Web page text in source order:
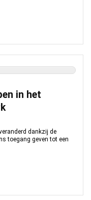
in het
dankzij de
toegang geven tot een